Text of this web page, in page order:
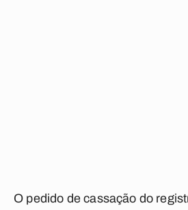
O pedido de cassação do